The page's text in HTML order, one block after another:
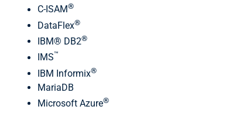
C-ISAM®
DataFlex®
IBM® DB2®
IMS™
IBM Informix®
MariaDB
Microsoft Azure®